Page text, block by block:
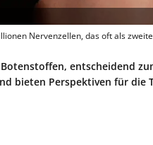
Nervenzellen, das oft als
entscheidend
bieten Perspektiven für die